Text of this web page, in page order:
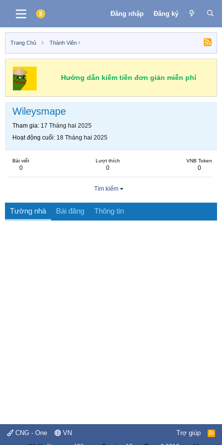
Đăng nhập Đăng ký
Trang Chủ Thành Viên
Hướng dẫn kiếm tiền đơn giản miễn phí
Wileysmape
Tham gia 17 Tháng hai 2025
Hoạt động cuối 18 Tháng hai 2025
Bài viết
0
Lượt thích
0
VNB Token
0
Tìm kiếm
Tường nhà Bài đăng Thông tin
CNG - One VN Trợ giúp
R